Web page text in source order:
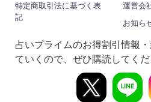
特定商取引法に基づく表
記
運営会
お知ら
占いプライムのお得割引情報
ていくので、ぜひ購読してくだ